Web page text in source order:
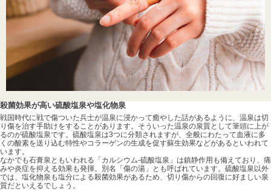
殺菌効果が高い硫酸塩泉や塩化物泉
戦国時代に戦で傷ついた兵士が温泉に浸かって癒やした話があるように、温泉は切
り傷を治す手助けをすることがあります。そういった温泉の泉質として筆頭に上が
るのが硫酸塩泉です。硫酸塩泉は3つに分類されますが、全般にわたって血液に多
くの酸素を送り込む特性やコラーゲンの生成を促す蘇生効果などがあるといわれて
います。
なかでも石膏泉ともいわれる「カルシウム-硫酸塩泉」は鎮静作用も備えており、痛
みや炎症を抑える効果も発揮。別名「傷の湯」とも呼ばれています。硫酸塩泉以外
では、塩化物泉も塩分による殺菌効果があるため、切り傷からの回復に好ましい泉
質だといえるでしょう。